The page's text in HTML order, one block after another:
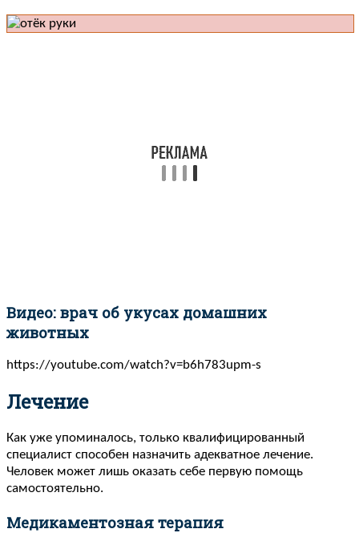
Видео: врач об укусах домашних
животных
https://youtube.com/watch?v=b6h783upm-s
Лечение
Как уже упоминалось, только квалифицированный
специалист способен назначить адекватное лечение.
Человек может лишь оказать себе первую помощь
самостоятельно.
Медикаментозная терапия